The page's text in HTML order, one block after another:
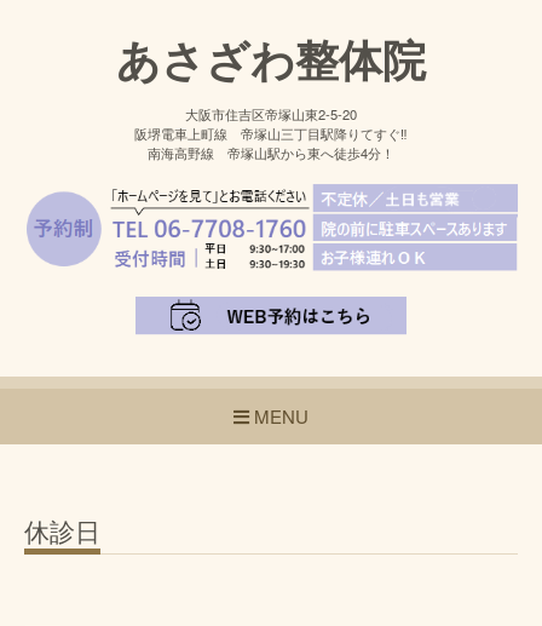
あさざわ整体院
大阪市住吉区帝塚山東2-5-20
阪堺電車上町線 帝塚山三丁目駅降りてすぐ‼
南海高野線 帝塚山駅から東へ徒歩4分！
MENU
休診日